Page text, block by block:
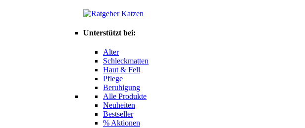
Unterstützt bei:
Alter
Schleckmatten
Haut & Fell
Pflege
Beruhigung
Alle Produkte
Neuheiten
Bestseller
% Aktionen